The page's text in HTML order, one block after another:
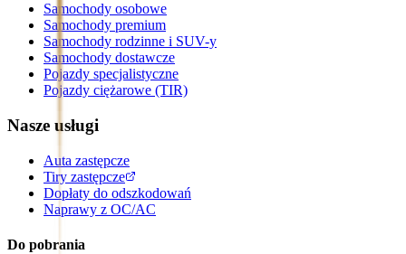
Samochody osobowe
Samochody premium
Samochody rodzinne i SUV-y
Samochody dostawcze
Pojazdy specjalistyczne
Pojazdy ciężarowe (TIR)
Nasze usługi
Auta zastępcze
Tiry zastępcze
Dopłaty do odszkodowań
Naprawy z OC/AC
Do pobrania